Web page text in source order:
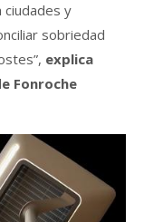
y
sobriedad
explica
Fonroche